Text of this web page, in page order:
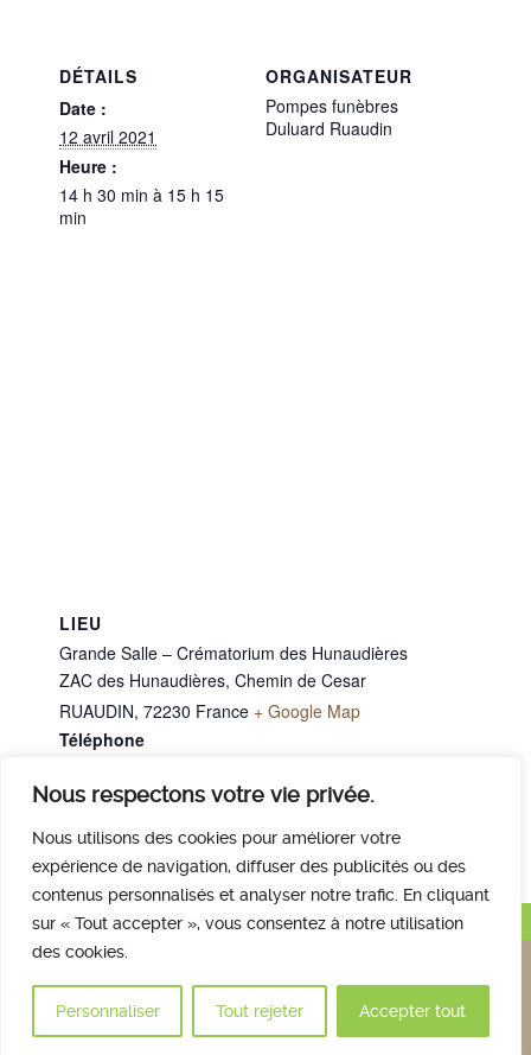
Nous respectons votre vie privée.
Nous utilisons des cookies pour améliorer votre
expérience de navigation, diffuser des publicités ou des
contenus personnalisés et analyser notre trafic. En cliquant
sur « Tout accepter », vous consentez à notre utilisation
des cookies.
Personnaliser Tout rejeter Accepter tout
DÉTAILS
Date :
12 avril 2021
Heure :
14 h 30 min à 15 h 15
min
ORGANISATEUR
Pompes funèbres
Duluard Ruaudin
LIEU
Grande Salle – Crématorium des Hunaudières
ZAC des Hunaudières, Chemin de Cesar
RUAUDIN, 72230 France + Google Map
Téléphone
M. LE BRAS Daniel M. LEGUILLON Gaston
Haut de page
Nous contacter
Plan et accès
Mentions légales
© 2017 Crématorium des Hunaudières